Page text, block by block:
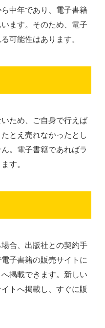
中年であり、電子書籍
ます。そのため、電子
可能性はあります。
ため、ご自身で行えば
とえ売れなかったとし
。電子書籍であればラ
す。
合、出版社との契約手
子書籍の販売サイトに
掲載できます。新しい
トへ掲載し、すぐに販